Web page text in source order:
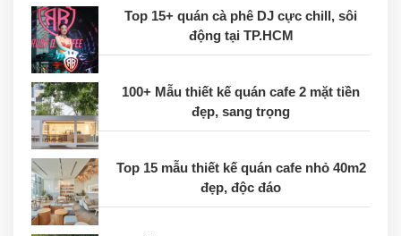
Top 15+ quán cà phê DJ cực chill, sôi
động tại TP.HCM
100+ Mẫu thiết kế quán cafe 2 mặt tiền
đẹp, sang trọng
Top 15 mẫu thiết kế quán cafe nhỏ 40m2
đẹp, độc đáo